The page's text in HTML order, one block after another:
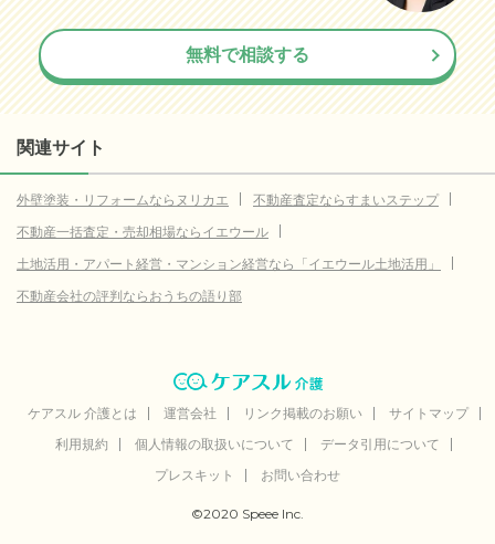
無料で相談する
関連サイト
外壁塗装・リフォームならヌリカエ
不動産査定ならすまいステップ
不動産一括査定・売却相場ならイエウール
土地活用・アパート経営・マンション経営なら「イエウール土地活用」
不動産会社の評判ならおうちの語り部
ケアスル 介護とは 運営会社 リンク掲載のお願い
サイトマップ
利用規約
個人情報の取扱いについて
データ引用について
プレスキット
お問い合わせ
©2020 Speee Inc.